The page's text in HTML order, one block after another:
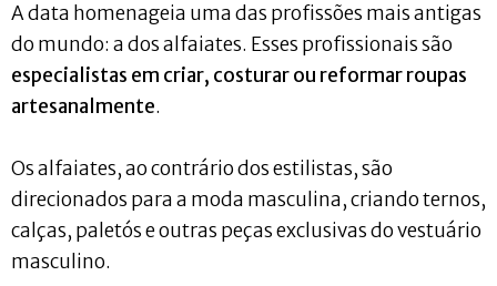
A data homenageia uma das profissões mais antigas
do mundo: a dos alfaiates. Esses profissionais são
especialistas em criar, costurar ou reformar roupas
artesanalmente.
Os alfaiates, ao contrário dos estilistas, são
direcionados para a moda masculina, criando ternos,
calças, paletós e outras peças exclusivas do vestuário
masculino.